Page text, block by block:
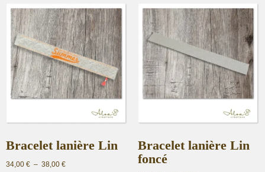
Bracelet lanière Lin
34,00 € – 38,00 €Plage
Bracelet lanière Lin
foncé